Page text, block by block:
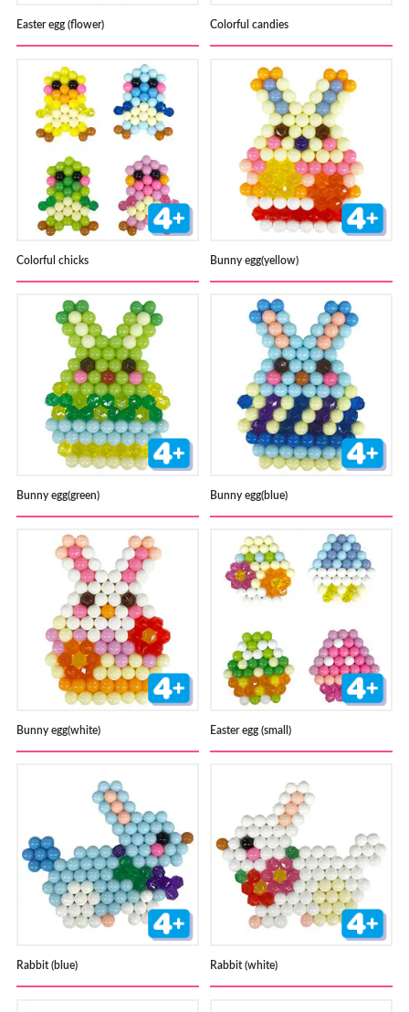
Easter egg (flower) Colorful candies
Colorful chicks Bunny egg(yellow)
Bunny egg(green) Bunny egg(blue)
Bunny egg(white) Easter egg (small)
Rabbit (blue) Rabbit (white)